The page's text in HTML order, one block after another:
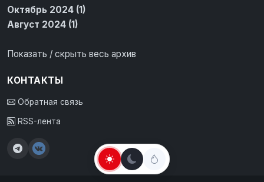
Октябрь 2024 (1)
Август 2024 (1)
Показать / скрыть весь архив
КОНТАКТЫ
Обратная связь
RSS-лента